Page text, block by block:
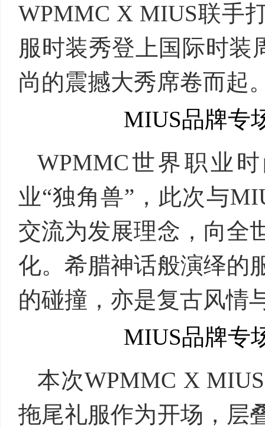
WPMMC X MIUS联手
服时装秀登上国际时装
尚的震撼大秀席卷而起
MIUS品牌专
WPMMC世界职业
业“独角兽”，此次与
交流为发展理念，向全
化。希腊神话般演绎的
的碰撞，亦是复古风情
MIUS品牌专
本次WPMMC X
拖尾礼服作为开场，层